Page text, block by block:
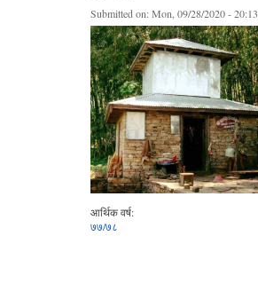
Submitted on:Mon, 09/28/2020 - 20:13
आर्थिक वर्ष:
७७/७८